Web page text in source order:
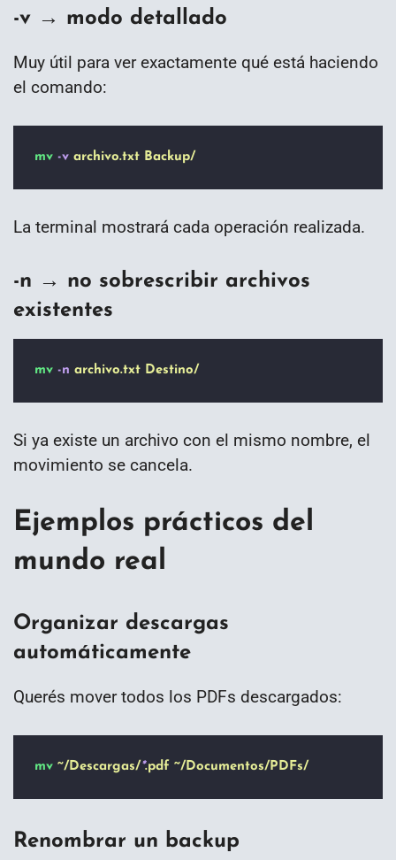
-v → modo detallado
Muy útil para ver exactamente qué está haciendo
el comando:
mv -v archivo.txt Backup/
La terminal mostrará cada operación realizada.
-n → no sobrescribir archivos
existentes
mv -n archivo.txt Destino/
Si ya existe un archivo con el mismo nombre, el
movimiento se cancela.
Ejemplos prácticos del
mundo real
Organizar descargas
automáticamente
Querés mover todos los PDFs descargados:
mv ~/Descargas/*.pdf ~/Documentos/PDFs/
Renombrar un backup